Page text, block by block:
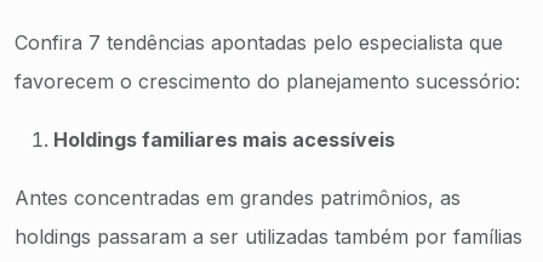
Confira 7 tendências apontadas pelo especialista que
favorecem o crescimento do planejamento sucessório:
Holdings familiares mais acessíveis
Antes concentradas em grandes patrimônios, as
holdings passaram a ser utilizadas também por famílias